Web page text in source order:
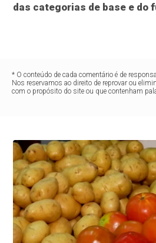
das categorias de base e do
* O conteúdo de cada comentário é de
Nos reservamos ao direito de reprovar ou
com o propósito do site ou que contenham